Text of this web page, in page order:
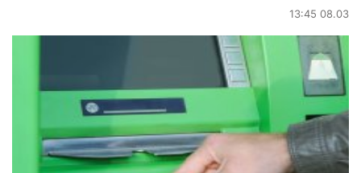
13:45 08.03